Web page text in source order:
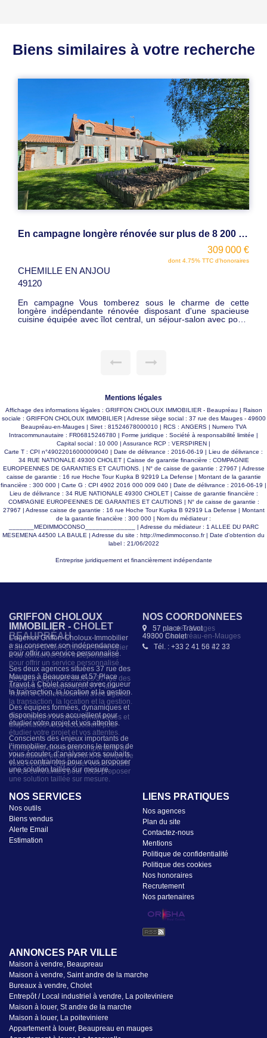
Biens similaires à votre recherche
En campagne longère rénovée sur plus de 8 200 m2 de terrain
309 000 €
dont 4.75% TTC d'honoraires
CHEMILLE EN ANJOU
49120
En campagne Vous tomberez sous le charme de cette
longère indépendante rénovée disposant d'une spacieuse
cuisine équipée avec îlot central, un séjour-salon avec poêle
terrasse sur un jardin clos et arboré avec prairie, le tout sur
Mentions légales
Affichage des informations légales : GRIFFON CHOLOUX IMMOBILIER - Beaupréau | Raison
sociale : GRIFFON CHOLOUX IMMOBILIER | Adresse siège social : 37 rue des Mauges - 49600
Beaupréau-en-Mauges | Siret : 81524678000010 | RCS : ANGERS | Numero TVA
Intracommunautaire : FR06815246780 | Forme juridique : Société à responsabilité limitée |
Capital social : 10 000 | Assurance RCP : VERSPIREN |
Carte T : CPI n°49022016000009040 | Date de délivrance : 2016-06-19 | Lieu de délivrance :
34 RUE NATIONALE 49300 CHOLET | Caisse de garantie financière : COMPAGNIE
EUROPEENNES DE GARANTIES ET CAUTIONS. | N° de caisse de garantie : 27967 | Adresse
caisse de garantie : 16 rue Hoche Tour Kupka B 92919 La Defense | Montant de la garantie
financière : 300 000 | Carte G : CPI 4902 2016 000 009 040 | Date de délivrance : 2016-06-19 |
Lieu de délivrance : 34 RUE NATIONALE 49300 CHOLET | Caisse de garantie financière :
COMPAGNIE EUROPEENNES DE GARANTIES ET CAUTIONS | N° de caisse de garantie :
27967 | Adresse caisse de garantie : 16 rue Hoche Tour Kupka B 92919 La Defense | Montant
de la garantie financière : 300 000 | Nom du médiateur :
_______MEDIMMOCONSO______________ | Adresse du médiateur : 1 ALLEE DU PARC
MESEMENA 44500 LA BAULE | Adresse du site : http://medimmoconso.fr| Date d'obtention du
label : 21/06/2022
Entreprise juridiquement et financièrement indépendante
GRIFFON CHOLOUX
IMMOBILIER - CHOLET
L’agence Griffon-Choloux-Immobilier
a su conserver son indépendance
pour offrir un service personnalisé.
Ses deux agences situées 37 rue des
Mauges à Beaupreau et 57 Place
Travot à Cholet assurent avec rigueur
la transaction, la location et la gestion.
Des équipes formées, dynamiques et
disponibles vous accueillent pour
étudier votre projet et vos attentes.
Conscients des enjeux importants de
l’immobilier, nous prenons le temps de
vous écouter, d’analyser vos souhaits
et vos contraintes pour vous proposer
une solution taillée sur mesure.
NOS COORDONNÉES
57 place Travot
49300 Cholet
Tél. : +33 2 41 56 42 33
NOS SERVICES
Nos outils
Biens vendus
Alerte Email
Estimation
LIENS PRATIQUES
Nos agences
Plan du site
Contactez-nous
Mentions
Politique de confidentialité
Politique des cookies
Nos honoraires
Recrutement
Nos partenaires
ANNONCES PAR VILLE
Maison à vendre, Beaupreau
Maison à vendre, Saint andre de la marche
Bureaux à vendre, Cholet
Entrepôt / Local industriel à vendre, La poiteviniere
Maison à louer, St andre de la marche
Maison à louer, La poiteviniere
Appartement à louer, Beaupreau en mauges